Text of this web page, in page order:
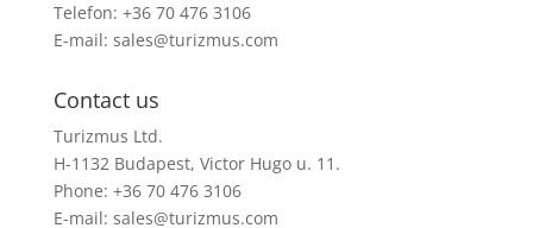
Telefon: +36 70 476 3106
E-mail: sales@turizmus.com
Contact us
Turizmus Ltd.
H-1132 Budapest, Victor Hugo u. 11.
Phone: +36 70 476 3106
E-mail: sales@turizmus.com